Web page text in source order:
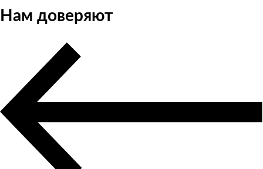
Нам доверяют